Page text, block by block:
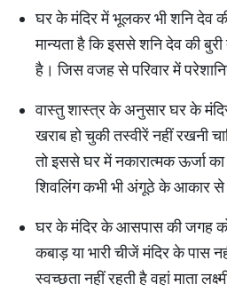
घर के मंदिर में भूलकर भी शनि देव की
मान्यता है कि इससे शनि देव की
है। जिस वजह से परिवार में
वास्तु शास्त्र के अनुसार घर के
खराब हो चुकी तस्वीरें नहीं रखनी
तो इससे घर में नकारात्मक ऊर्जा
शिवलिंग कभी भी अंगूठे के आकार से
घर के मंदिर के आसपास की जगह
कबाड़ या भारी चीजें मंदिर के पास
स्वच्छता नहीं रहती है वहां माता